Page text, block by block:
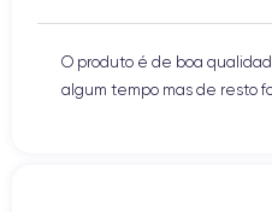
O produto é de boa
algum tempo mas de resto